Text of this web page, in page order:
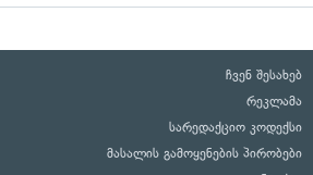
ჩვენ შესახებ
რეკლამა
სარედაქციო კოდექსი
მასალის გამოყენების პირობები